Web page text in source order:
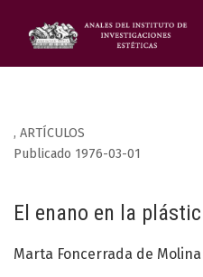
, ARTÍCULOS
El enano en la
Publicado 1976-03-01
Marta Foncerrada de Molina